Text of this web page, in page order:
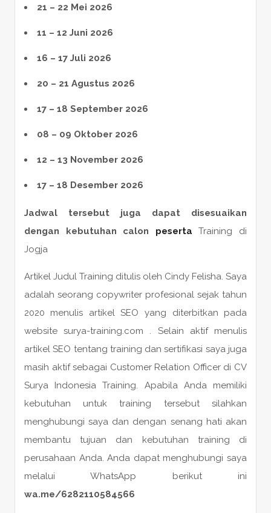
21 – 22 Mei 2026
11 – 12 Juni 2026
16 – 17 Juli 2026
20 – 21 Agustus 2026
17 – 18 September 2026
08 – 09 Oktober 2026
12 – 13 November 2026
17 – 18 Desember 2026
Jadwal tersebut juga dapat disesuaikan
dengan kebutuhan calon
peserta Training di
Jogja
Artikel Judul Training ditulis oleh Cindy Felisha. Saya
adalah seorang copywriter profesional sejak tahun
2020 menulis artikel SEO yang diterbitkan pada
website surya-training.com . Selain aktif menulis
artikel SEO tentang training dan sertifikasi saya juga
masih aktif sebagai Customer Relation Officer di CV
Surya Indonesia Training. Apabila Anda memiliki
kebutuhan untuk training tersebut silahkan
menghubungi saya dan dengan senang hati akan
membantu tujuan dan kebutuhan training di
perusahaan Anda. Anda dapat menghubungi saya
melalui WhatsApp berikut ini
wa.me/6282110584566